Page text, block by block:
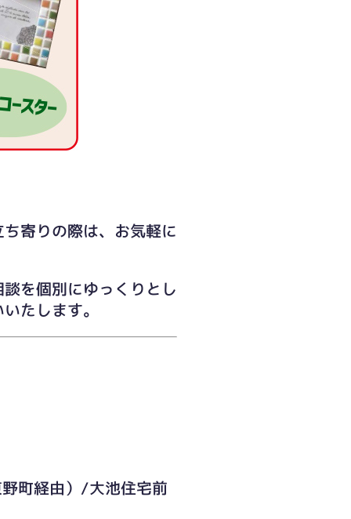
寄りの際は、お気軽に
を個別にゆっくりとし
たします。
町経由）/大池住宅前